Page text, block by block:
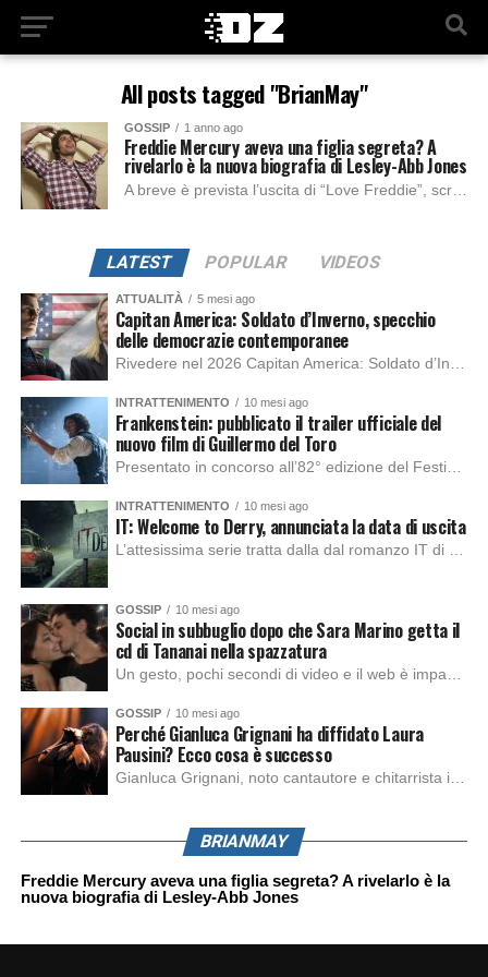
All posts tagged "BrianMay"
GOSSIP 1 anno ago
Freddie Mercury aveva una figlia segreta? A
rivelarlo è la nuova biografia di Lesley-Abb Jones
A breve è prevista l’uscita di “Love Freddie”, scritta da Lesley-Ann Jones, che ci fa una rivelazione sensazionale: secondo la biografa e giornalista, il famoso frontman...
LATEST POPULAR VIDEOS
ATTUALITÀ 5 mesi ago
Capitan America: Soldato d’Inverno, specchio
delle democrazie contemporanee
INTRATTENIMENTO 10 mesi ago
Frankenstein: pubblicato il trailer ufficiale del
nuovo film di Guillermo del Toro
INTRATTENIMENTO 10 mesi ago
IT: Welcome to Derry, annunciata la data di uscita
GOSSIP 10 mesi ago
Social in subbuglio dopo che Sara Marino getta il
cd di Tananai nella spazzatura
GOSSIP 10 mesi ago
Perché Gianluca Grignani ha diffidato Laura
Pausini? Ecco cosa è successo
BRIANMAY
Freddie Mercury aveva una figlia segreta? A rivelarlo è la
nuova biografia di Lesley-Abb Jones